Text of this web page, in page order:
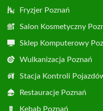
Fryzjer Poznań
Salon Kosmetyczny
Sklep Komputerowy
Wulkanizacja Poznań
Stacja Kontroli
Restauracje Poznań
Kebab Poznań